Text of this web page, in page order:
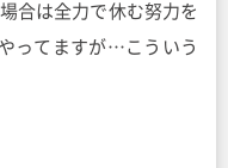
合は全力で休む努力を
ってますが…こういう